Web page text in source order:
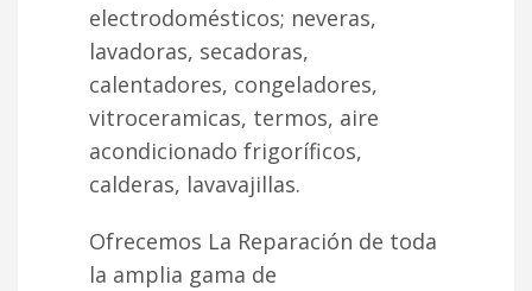
electrodomésticos; neveras,
lavadoras, secadoras,
calentadores, congeladores,
vitroceramicas, termos, aire
acondicionado frigoríficos,
calderas, lavavajillas.
Ofrecemos La Reparación de toda
la amplia gama de